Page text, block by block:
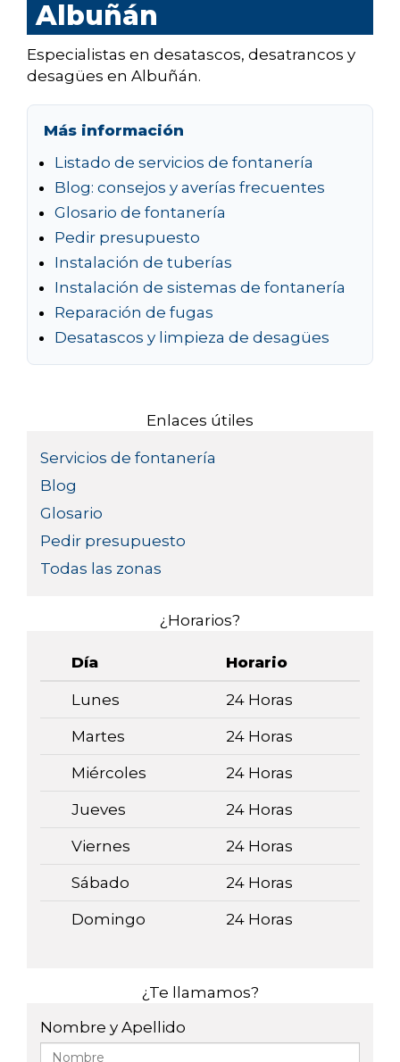
Albuñán
Especialistas en desatascos, desatrancos y
desagües en Albuñán.
Más información
Listado de servicios de fontanería
Blog: consejos y averías frecuentes
Glosario de fontanería
Pedir presupuesto
Instalación de tuberías
Instalación de sistemas de fontanería
Reparación de fugas
Desatascos y limpieza de desagües
Enlaces útiles
Servicios de fontanería
Blog
Glosario
Pedir presupuesto
Todas las zonas
¿Horarios?
Día Horario
Lunes 24 Horas
Martes 24 Horas
Miércoles 24 Horas
Jueves 24 Horas
Viernes 24 Horas
Sábado 24 Horas
Domingo 24 Horas
¿Te llamamos?
Nombre y Apellido